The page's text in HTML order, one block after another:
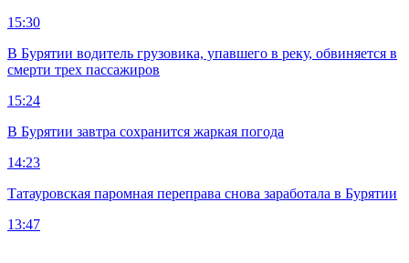
15:30
В Бурятии водитель грузовика, упавшего в реку, обвиняется в
смерти трех пассажиров
15:24
В Бурятии завтра сохранится жаркая погода
14:23
Татауровская паромная переправа снова заработала в Бурятии
13:47